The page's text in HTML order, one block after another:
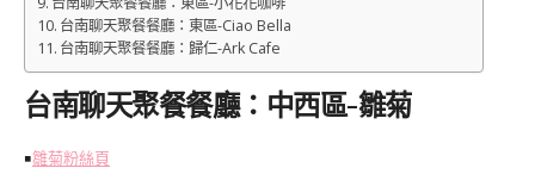
台南聊天聚餐餐廳：東區-Ciao Bella
台南聊天聚餐餐廳：歸仁-Ark Cafe
台南聊天聚餐餐廳：中西區-雛菊
￭雛菊粉絲頁